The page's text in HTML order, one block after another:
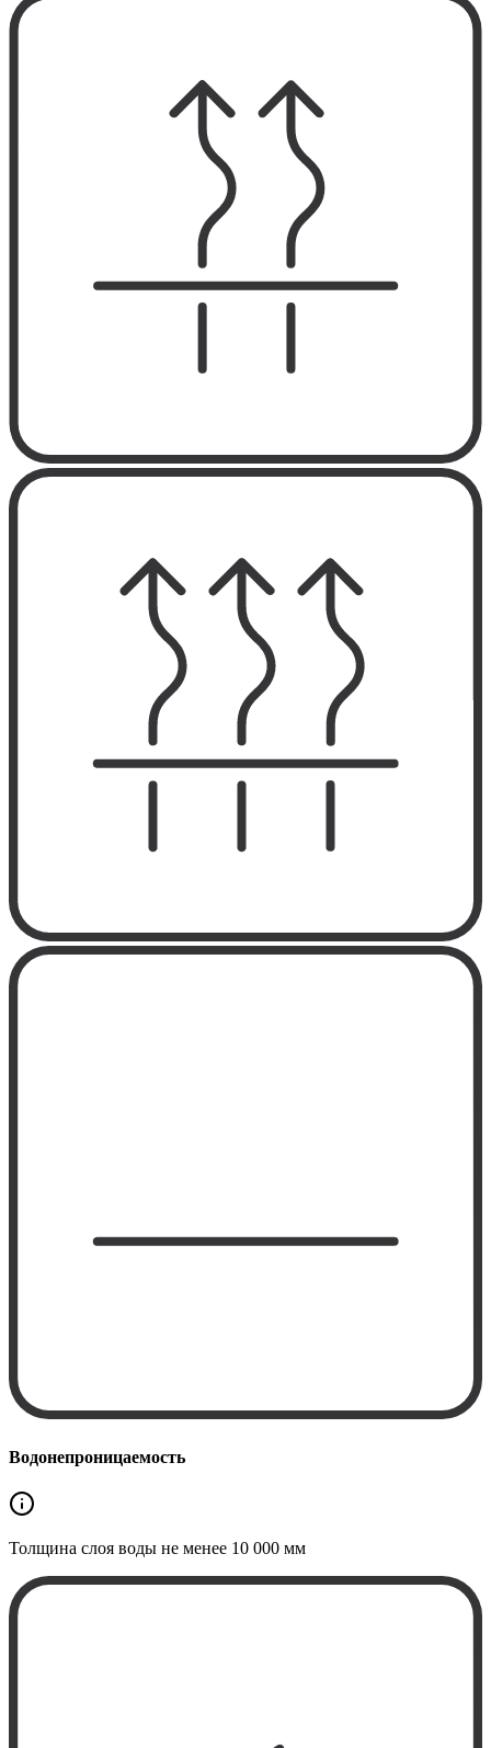
Водонепроницаемость
Толщина слоя воды не менее 10 000 мм